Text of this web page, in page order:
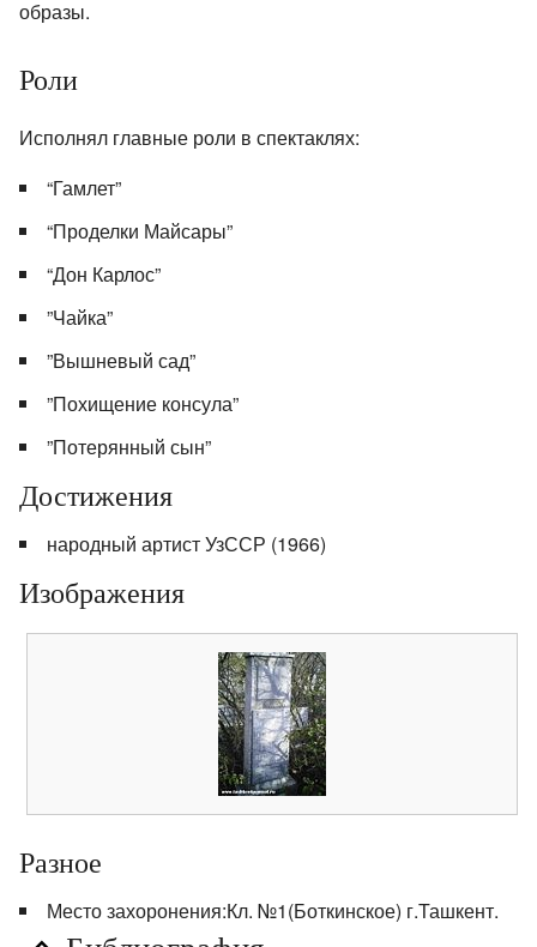
образы.
Роли
Исполнял главные роли в спектаклях:
“Гамлет”
“Проделки Майсары”
“Дон Карлос”
”Чайка”
”Вышневый сад”
”Похищение консула”
”Потерянный сын”
Достижения
народный артист УзССР (1966)
Изображения
Разное
Место захоронения:Кл. №1(Боткинское) г.Ташкент.